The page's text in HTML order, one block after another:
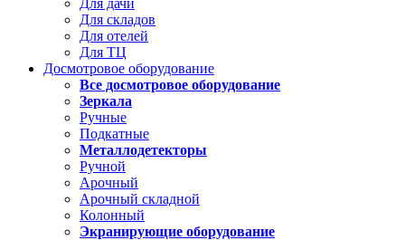
Для дачи
Для складов
Для отелей
Для ТЦ
Досмотровое оборудование
Все досмотровое оборудование
Зеркала
Ручные
Подкатные
Металлодетекторы
Ручной
Арочный
Арочный складной
Колонный
Экранирующие оборудование